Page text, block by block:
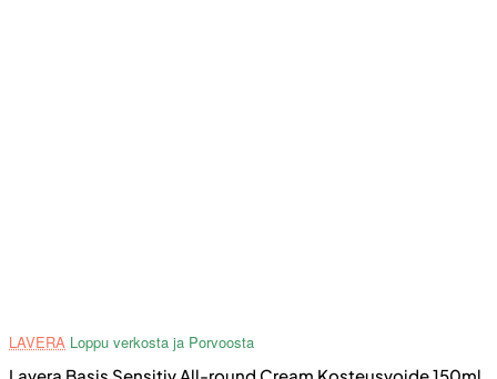
LAVERA Loppu verkosta ja Porvoosta